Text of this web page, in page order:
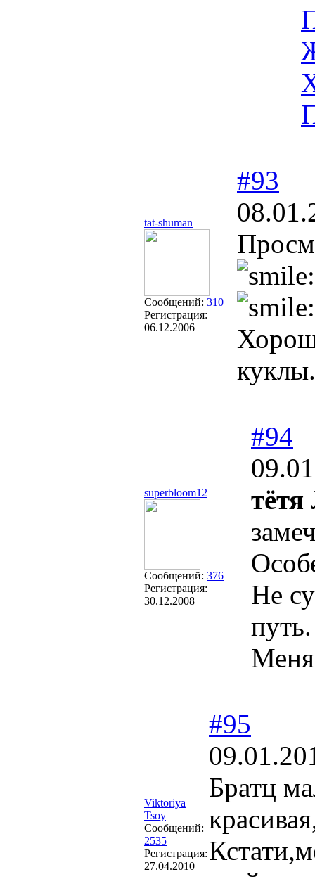
tat-shuman
Сообщений: 310
Регистрация:
06.12.2006
#93
куклы.
superbloom12
Сообщений: 376
Регистрация:
30.12.2008
#94
Не
путь.
Viktoriya
Tsoy
Сообщений:
2535
Регистрация:
27.04.2010
#95
Братц